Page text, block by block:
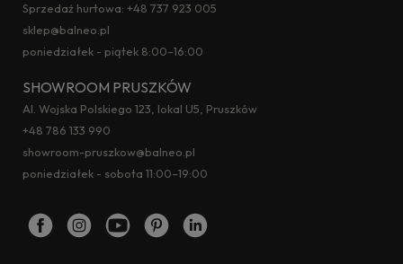
Sprzedaż hurtowa: +48 737 923 005
sklep@balneo.pl
poniedziałek - piątek 8:00–16:00
SHOWROOM PRUSZKÓW
Al. Wojska Polskiego 123, lokal U5, Pruszków
+48 786 133 990
showroom-pruszkow@balneo.pl
poniedziałek - sobota 11:00–19:00